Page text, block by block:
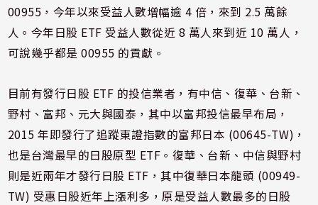
00955，今年以來受益人數增幅逾 4 倍，來到 2.5 萬餘
人。今年日股 ETF 受益人數從近 8 萬人來到近 10 萬人，
可說幾乎都是 00955 的貢獻。
目前有發行日股 ETF 的投信業者，有中信、復華、台新、
野村、富邦、元大與國泰，其中以富邦投信最早布局，
2015 年即發行了追蹤東證指數的富邦日本 (00645-TW)，
也是台灣最早的日股原型 ETF。復華、台新、中信與野村
則是近兩年才發行日股 ETF，其中復華日本龍頭 (00949-
TW) 受惠日股近年上漲利多，原是受益人數最多的日股